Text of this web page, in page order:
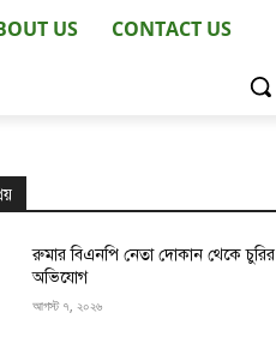
US CONTACT US
রুমার বিএনপি নেতা দোকান থেকে চুরির
অভিযোগ
আগস্ট ৭, ২০২৬